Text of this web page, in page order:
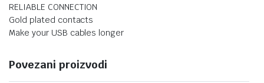
RELIABLE CONNECTION
Gold plated contacts
Make your USB cables longer
Povezani proizvodi